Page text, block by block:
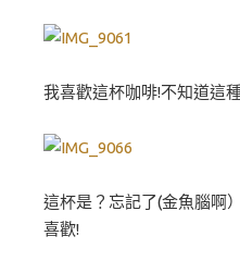
我喜歡這杯咖啡!不知道這
這杯是？忘記了(金魚腦
喜歡!